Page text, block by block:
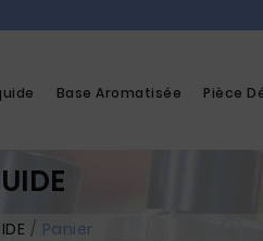
Base Aromatisée Pièce
Panier